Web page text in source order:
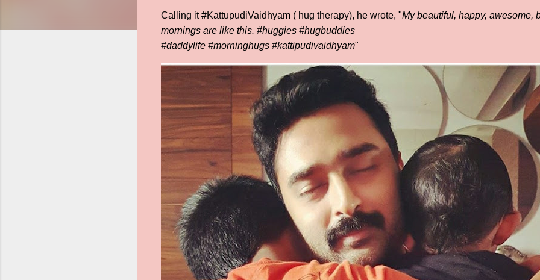
Calling it #KattupudiVaidhyam ( hug therapy), he wrote, "My beautiful, happy, awesome,
mornings are like this. #huggies #hugbuddies
#daddylife #morninghugs #kattipudivaidhyam"